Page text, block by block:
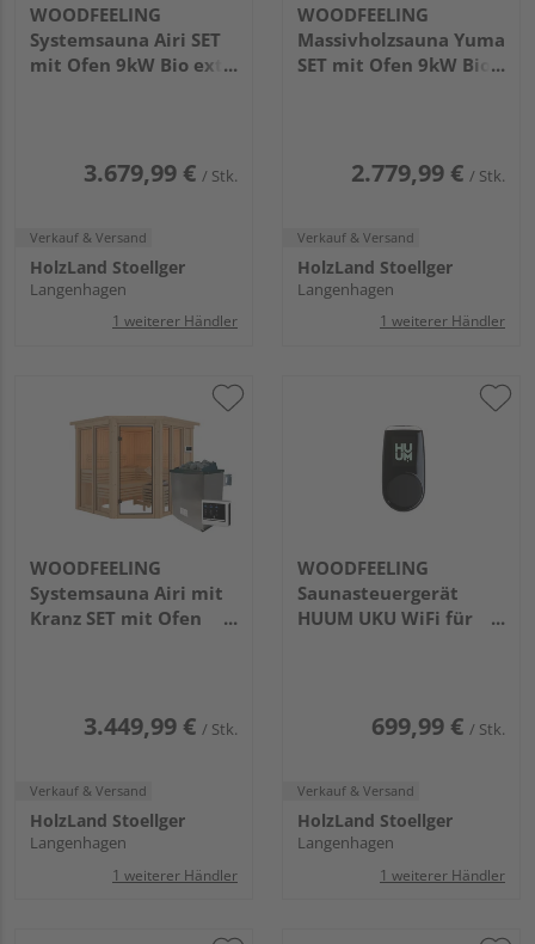
WOODFEELING
Systemsauna Airi SET
mit Ofen 9kW Bio ext.
3.679,99 € / Stk.
Verkauf & Versand
HolzLand Stoellger
Langenhagen
1 weiterer Händler
WOODFEELING
Massivholzsauna Yuma
SET mit Ofen 9kW Bio
2.779,99 € / Stk.
Verkauf & Versand
HolzLand Stoellger
Langenhagen
1 weiterer Händler
WOODFEELING
Systemsauna Airi mit
Kranz SET mit Ofen
3.449,99 € / Stk.
Verkauf & Versand
HolzLand Stoellger
Langenhagen
1 weiterer Händler
WOODFEELING
Saunasteuergerät
HUUM UKU WiFi für
699,99 € / Stk.
Verkauf & Versand
HolzLand Stoellger
Langenhagen
1 weiterer Händler